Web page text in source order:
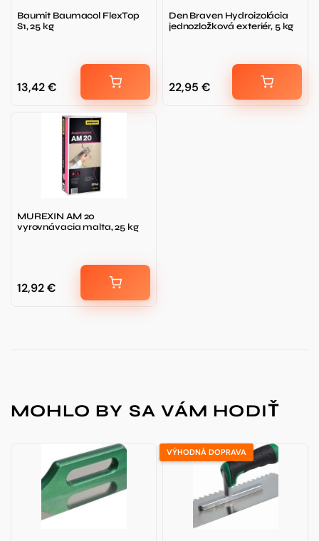
Baumit Baumacol FlexTop
S1, 25 kg
13,42€
Den Braven Hydroizolácia
jednozložková exteriér, 5 kg
22,95 €
MUREXIN AM 20
vyrovnávacia malta, 25 kg
12,92€
MOHLO BY SA VÁM HODIŤ
VÝHODNÁ DOPRAVA